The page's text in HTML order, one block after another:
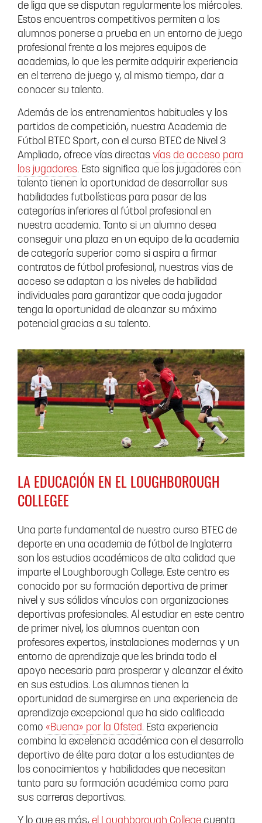
de liga que se disputan regularmente los miércoles.
Estos encuentros competitivos permiten a los
alumnos ponerse a prueba en un entorno de juego
profesional frente a los mejores equipos de
academias, lo que les permite adquirir experiencia
en el terreno de juego y, al mismo tiempo, dar a
conocer su talento.
Además de los entrenamientos habituales y los
partidos de competición, nuestra Academia de
Fútbol BTEC Sport, con el curso BTEC de Nivel 3
Ampliado, ofrece vías directas vías de acceso para
los jugadores. Esto significa que los jugadores con
talento tienen la oportunidad de desarrollar sus
habilidades futbolísticas para pasar de las
categorías inferiores al fútbol profesional en
nuestra academia. Tanto si un alumno desea
conseguir una plaza en un equipo de la academia
de categoría superior como si aspira a firmar
contratos de fútbol profesional, nuestras vías de
acceso se adaptan a los niveles de habilidad
individuales para garantizar que cada jugador
tenga la oportunidad de alcanzar su máximo
potencial gracias a su talento.
LA EDUCACIÓN EN EL LOUGHBOROUGH
COLLEGEE
Una parte fundamental de nuestro curso BTEC de
deporte en una academia de fútbol de Inglaterra
son los estudios académicos de alta calidad que
imparte el Loughborough College. Este centro es
conocido por su formación deportiva de primer
nivel y sus sólidos vínculos con organizaciones
deportivas profesionales. Al estudiar en este centro
de primer nivel, los alumnos cuentan con
profesores expertos, instalaciones modernas y un
entorno de aprendizaje que les brinda todo el
apoyo necesario para prosperar y alcanzar el éxito
en sus estudios. Los alumnos tienen la
oportunidad de sumergirse en una experiencia de
aprendizaje excepcional que ha sido calificada
como «Buena» por la Ofsted. Esta experiencia
combina la excelencia académica con el desarrollo
deportivo de élite para dotar a los estudiantes de
los conocimientos y habilidades que necesitan
tanto para su formación académica como para
sus carreras deportivas.